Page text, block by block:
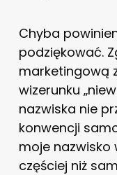
Chyba
podziękować.
marketingową
wizerunku
nazwiska nie
konwencji
moje nazwisko
częściej niż